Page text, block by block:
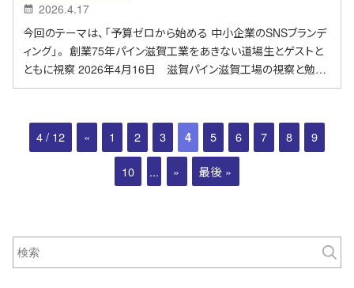
2026.4.17
今回のテーマは、「予算ゼロから始める 中小企業のSNSブランデ
ィング」。 創業75年パイン滋賀工業をあきない道場生とゲストと
ともに視察 2026年4月16日 滋賀パイン滋賀工場の視察と勉…
4 / 12 « 1 2 3 4 5 6 7 8 9
10 ... » 最後 »